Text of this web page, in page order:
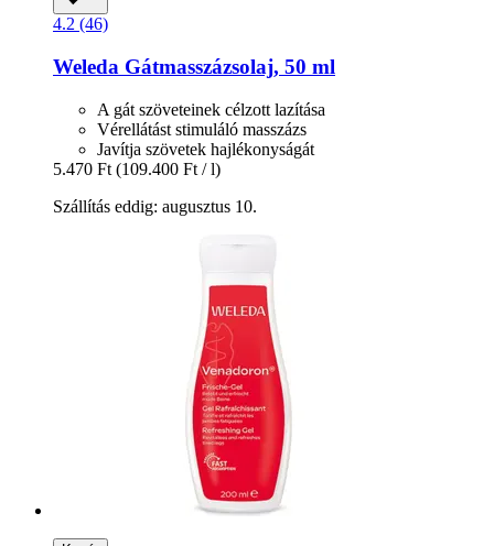
4.2 (46)
Weleda Gátmasszázsolaj, 50 ml
A gát szöveteinek célzott lazítása
Vérellátást stimuláló masszázs
Javítja szövetek hajlékonyságát
5.470 Ft (109.400 Ft / l)
Szállítás eddig: augusztus 10.